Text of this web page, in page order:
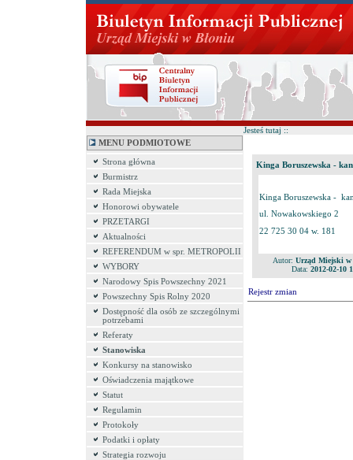
MENU PODMIOTOWE
Strona główna
Burmistrz
Rada Miejska
Honorowi obywatele
PRZETARGI
Aktualności
REFERENDUM w spr. METROPOLII
WYBORY
Narodowy Spis Powszechny 2021
Powszechny Spis Rolny 2020
Dostępność dla osób ze szczególnymi
potrzebami
Referaty
Stanowiska
Konkursy na stanowisko
Oświadczenia majątkowe
Statut
Regulamin
Protokoły
Podatki i opłaty
Strategia rozwoju
Jesteś tutaj ::
Kinga Boruszewska -
Kinga Boruszewska -
ul. Nowakowskiego 2
22 725 30 04 w. 181
Autor: Urząd Miejski w
Data: 2012-02-10
Rejestr zmian